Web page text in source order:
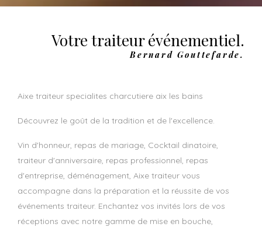
Votre traiteur événementiel.
Bernard Gouttefarde.
aixe traiteur specialites charcutiere aix les bains
Découvrez le goût de la tradition et de l'excellence.
Vin d'honneur, repas de mariage, Cocktail dinatoire,
traiteur d'anniversaire, repas professionnel, repas
d'entreprise, déménagement, Aixe traiteur vous
accompagne dans la préparation et la réussite de vos
événements traiteur. Enchantez vos invités lors de vos
réceptions avec notre gamme de mise en bouche,